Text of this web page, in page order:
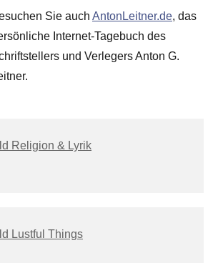
Sie auch AntonLeitner.de, das
Internet-Tagebuch des
und Verlegers Anton G.